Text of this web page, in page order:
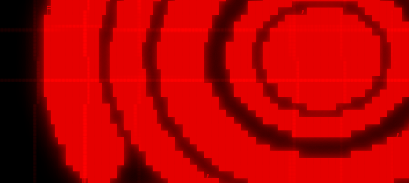
╒███████▌ █████  ███████    ████▀▀ ,▄▄▄▄▄
████████  ████▌ ▐██████   ▄███▀ ▄██████████▄
███████▌ ▐████  ██████▌   ███  ██████████████▄
███████▌ ████▌ ▐██████   ███▌ ████████████████
███████▌ █████  ██████   ▐███ ▐██████████████▀
████████ ▐████  ███████   ████  ████████████▀
▐███████▄ █████  ███████   ▀███▄  ▀▀████▀▀
████████  ████▌ ▀███████▄   ▀█████▄▄▄▄▄▄█████▀
▐████████ ▀████▄  ████████▄    ▀▀████████▀▀
▀████████ ▀█████  ▀████████▄▄
████████   █████▄
▀█████     ▀█████▄,